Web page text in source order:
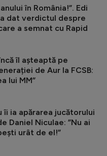
în România!”. Edi
dat verdictul despre
a semnat cu Rapid
îl așteaptă pe
de Aur la FCSB:
lui MM”
îi ia apărarea jucătorului
Daniel Niculae: ”Nu ai
urât de el!”